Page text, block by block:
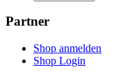
Partner
Shop anmelden
Shop Login